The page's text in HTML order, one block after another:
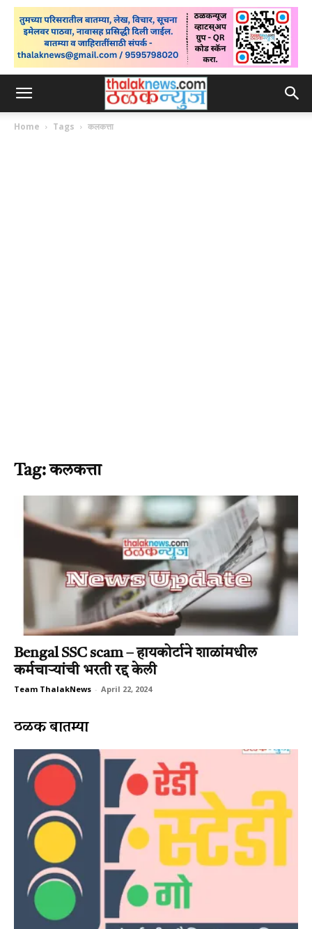
Home Tags कलकत्ता
Tag: कलकत्ता
Bengal SSC scam – हायकोर्टाने शाळांमधील
कर्मचाऱ्यांची भरती रद्द केली
Team ThalakNews - April 22, 2024
ठळक बातम्या